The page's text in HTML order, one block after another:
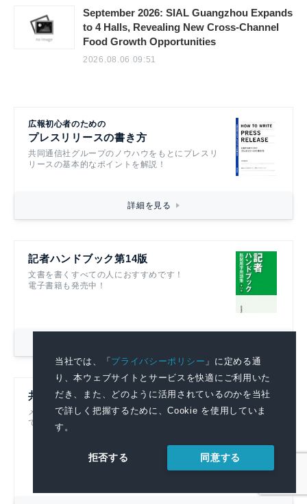
当社では、「プライバシーポリシー 」に定める通
り、本ウェブサイトとサービスを快適にご利用いた
だき、また、どのように活用されているのかを当社
で詳しく把握するために、Cookie を使用していま
す。
拒否する 同意する
September 2026: SIAL Guangzhou Expands
to 4 Halls, Revealing New Cross-Channel
Food Growth Opportunities
2026.08.06 09:51
広報初心者のための
プレスリリースの書き方
共同通信社グループのノウハウをもとにプレスリ
リースの基本的なポイントを解説！
詳細を見る
記者ハンドブック第14版
文書を書くすべての人におすすめです！
電子書籍も発売中！
共同通信リアルタイムニュース
メディアに提供している記事をそのまま閲覧
できる広報部門必見のニュース配信サービス